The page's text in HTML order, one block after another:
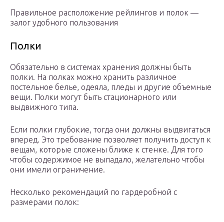
Правильное расположение рейлингов и полок —
залог удобного пользования
Полки
Обязательно в системах хранения должны быть
полки. На полках можно хранить различное
постельное белье, одеяла, пледы и другие объемные
вещи. Полки могут быть стационарного или
выдвижного типа.
Если полки глубокие, тогда они должны выдвигаться
вперед. Это требование позволяет получить доступ к
вещам, которые сложены ближе к стенке. Для того
чтобы содержимое не выпадало, желательно чтобы
они имели ограничение.
Несколько рекомендаций по гардеробной с
размерами полок: